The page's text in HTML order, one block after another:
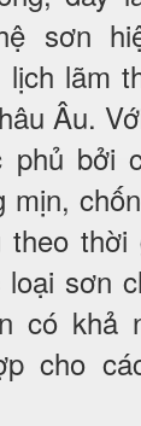
sơn
lãm
Âu.
phủ bởi
mịn,
theo
sơn
có khả
cho